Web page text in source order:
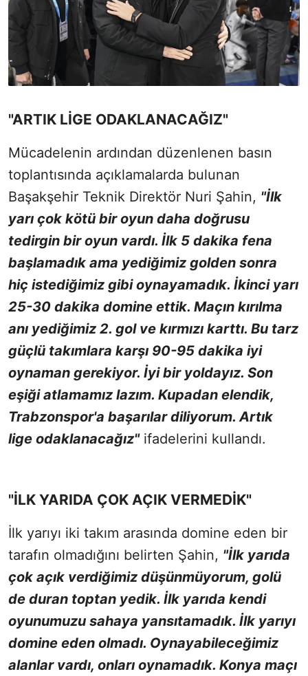
"ARTIK LİGE ODAKLANACAĞIZ"
Mücadelenin ardından düzenlenen basın
toplantısında açıklamalarda bulunan
Başakşehir Teknik Direktör Nuri Şahin, "İlk
yarı çok kötü bir oyun daha doğrusu
tedirgin bir oyun vardı. İlk 5 dakika fena
başlamadık ama yediğimiz golden sonra
hiç istediğimiz gibi oynayamadık. İkinci yarı
25-30 dakika domine ettik. Maçın kırılma
anı yediğimiz 2. gol ve kırmızı karttı. Bu tarz
güçlü takımlara karşı 90-95 dakika iyi
oynaman gerekiyor. İyi bir yoldayız. Son
eşiği atlamamız lazım. Kupadan elendik,
Trabzonspor'a başarılar diliyorum. Artık
lige odaklanacağız"ifadelerini kullandı.
"İLK YARIDA ÇOK AÇIK VERMEDİK"
İlk yarıyı iki takım arasında domine eden bir
tarafın olmadığını belirten Şahin, "İlk yarıda
çok açık verdiğimiz düşünmüyorum, golü
de duran toptan yedik. İlk yarıda kendi
oyunumuzu sahaya yansıtamadık. İlk yarıyı
domine eden olmadı. Oynayabileceğimiz
alanlar vardı, onları oynamadık. Konya maçı